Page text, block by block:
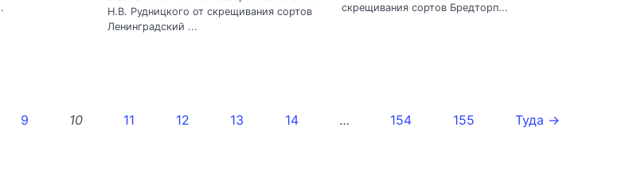
Н.В. Рудницкого от скрещивания сортов
Ленинградский ...
скрещивания сортов Бредторп...
9 10 11 12 13 14 … 154 155 Туда →